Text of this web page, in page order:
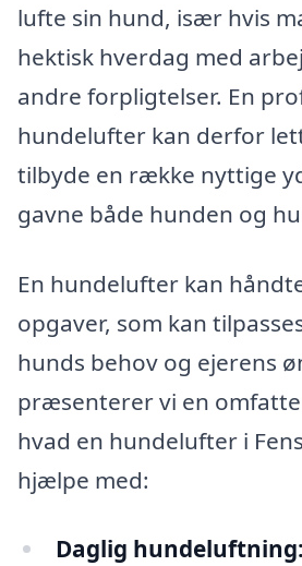
lufte sin hund, især hvis
hektisk hverdag med
andre forpligtelser. En
hundelufter kan derfor
tilbyde en række nyttige
gavne både hunden og
En hundelufter kan
opgaver, som kan
hunds behov og ejerens
præsenterer vi en
hvad en hundelufter i
hjælpe med:
Daglig hundeluftning: